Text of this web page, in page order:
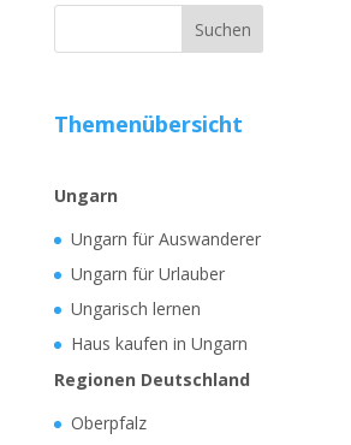
Themenübersicht
Ungarn
Ungarn für Auswanderer
Ungarn für Urlauber
Ungarisch lernen
Haus kaufen in Ungarn
Regionen Deutschland
Oberpfalz